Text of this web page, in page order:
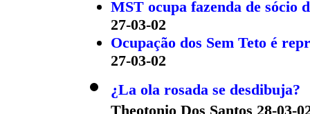
MST ocupa fazenda de sócio
27-03-02
Ocupação dos Sem Teto é
27-03-02
¿La ola rosada se desdibuja?